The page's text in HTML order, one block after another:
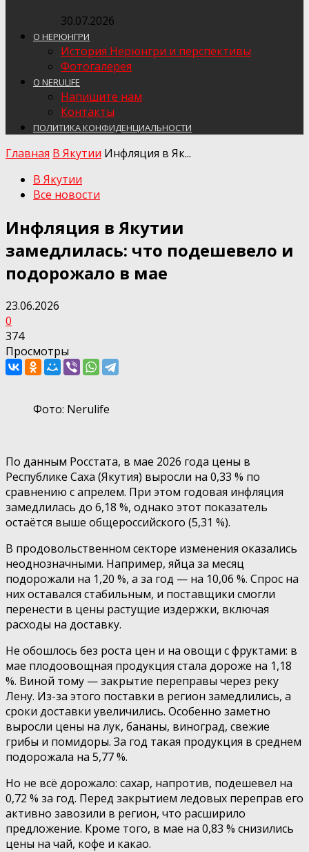
30.07.2026
О НЕРЮНГРИ
История Нерюнгри и перспективы
Фотогалерея
О NERULIFE
Напишите нам
Контакты
ПОЛИТИКА КОНФИДЕНЦИАЛЬНОСТИ
Главная В Якутии Инфляция в Як...
В Якутии
Все новости
Инфляция в Якутии
замедлилась: что подешевело и
подорожало в мае
23.06.2026
0
374
Просмотры
Фото: Nerulife
По данным Росстата, в мае 2026 года цены в
Республике Саха (Якутия) выросли на 0,33 % по
сравнению с апрелем. При этом годовая инфляция
замедлилась до 6,18 %, однако этот показатель
остаётся выше общероссийского (5,31 %).
В продовольственном секторе изменения оказались
неоднозначными. Например, яйца за месяц
подорожали на 1,20 %, а за год — на 10,06 %. Спрос на
них оставался стабильным, и поставщики смогли
перенести в цены растущие издержки, включая
расходы на доставку.
Не обошлось без роста цен и на овощи с фруктами: в
мае плодоовощная продукция стала дороже на 1,18
%. Виной тому — закрытие переправы через реку
Лену. Из-за этого поставки в регион замедлились, а
сроки доставки увеличились. Особенно заметно
выросли цены на лук, бананы, виноград, свежие
грибы и помидоры. За год такая продукция в среднем
подорожала на 5,77 %.
Но не всё дорожало: сахар, напротив, подешевел на
0,72 % за год. Перед закрытием ледовых переправ его
активно завозили в регион, что расширило
предложение. Кроме того, в мае на 0,83 % снизились
цены на чай, кофе и какао.